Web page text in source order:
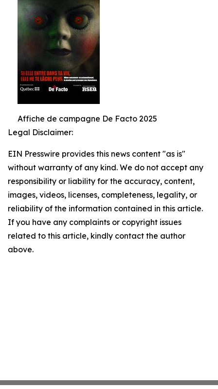
Affiche de campagne De Facto 2025
Legal Disclaimer:
EIN Presswire provides this news content "as is"
without warranty of any kind. We do not accept any
responsibility or liability for the accuracy, content,
images, videos, licenses, completeness, legality, or
reliability of the information contained in this article.
If you have any complaints or copyright issues
related to this article, kindly contact the author
above.